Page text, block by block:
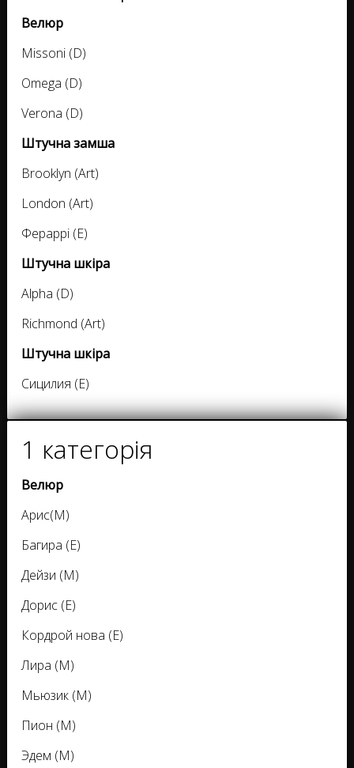
Велюр
Missoni (D)
Omega (D)
Verona (D)
Штучна замша
Brooklyn (Art)
London (Art)
Фераррі (E)
Штучна шкіра
Alpha (D)
Richmond (Art)
Штучна шкіра
Сицилия (E)
1 категорія
Велюр
Арис(М)
Багира (Е)
Дейзи (М)
Дорис (Е)
Кордрой нова (Е)
Лира (М)
Мьюзик (М)
Пион (М)
Эдем (М)